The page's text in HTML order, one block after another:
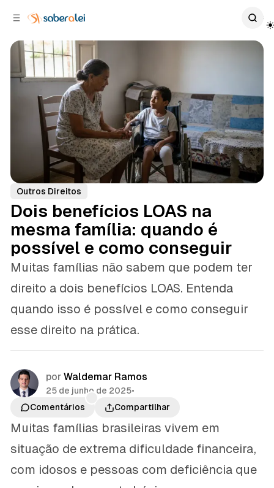
Outros Direitos
Dois benefícios LOAS na
mesma família: quando é
possível e como conseguir
Muitas famílias não sabem que podem ter
direito a dois benefícios LOAS. Entenda
quando isso é possível e como conseguir
esse direito na prática.
por Waldemar Ramos
25 de junho de 2025•
Comentários
Compartilhar
Muitas famílias brasileiras vivem em
situação de extrema dificuldade financeira,
com idosos e pessoas com deficiência que